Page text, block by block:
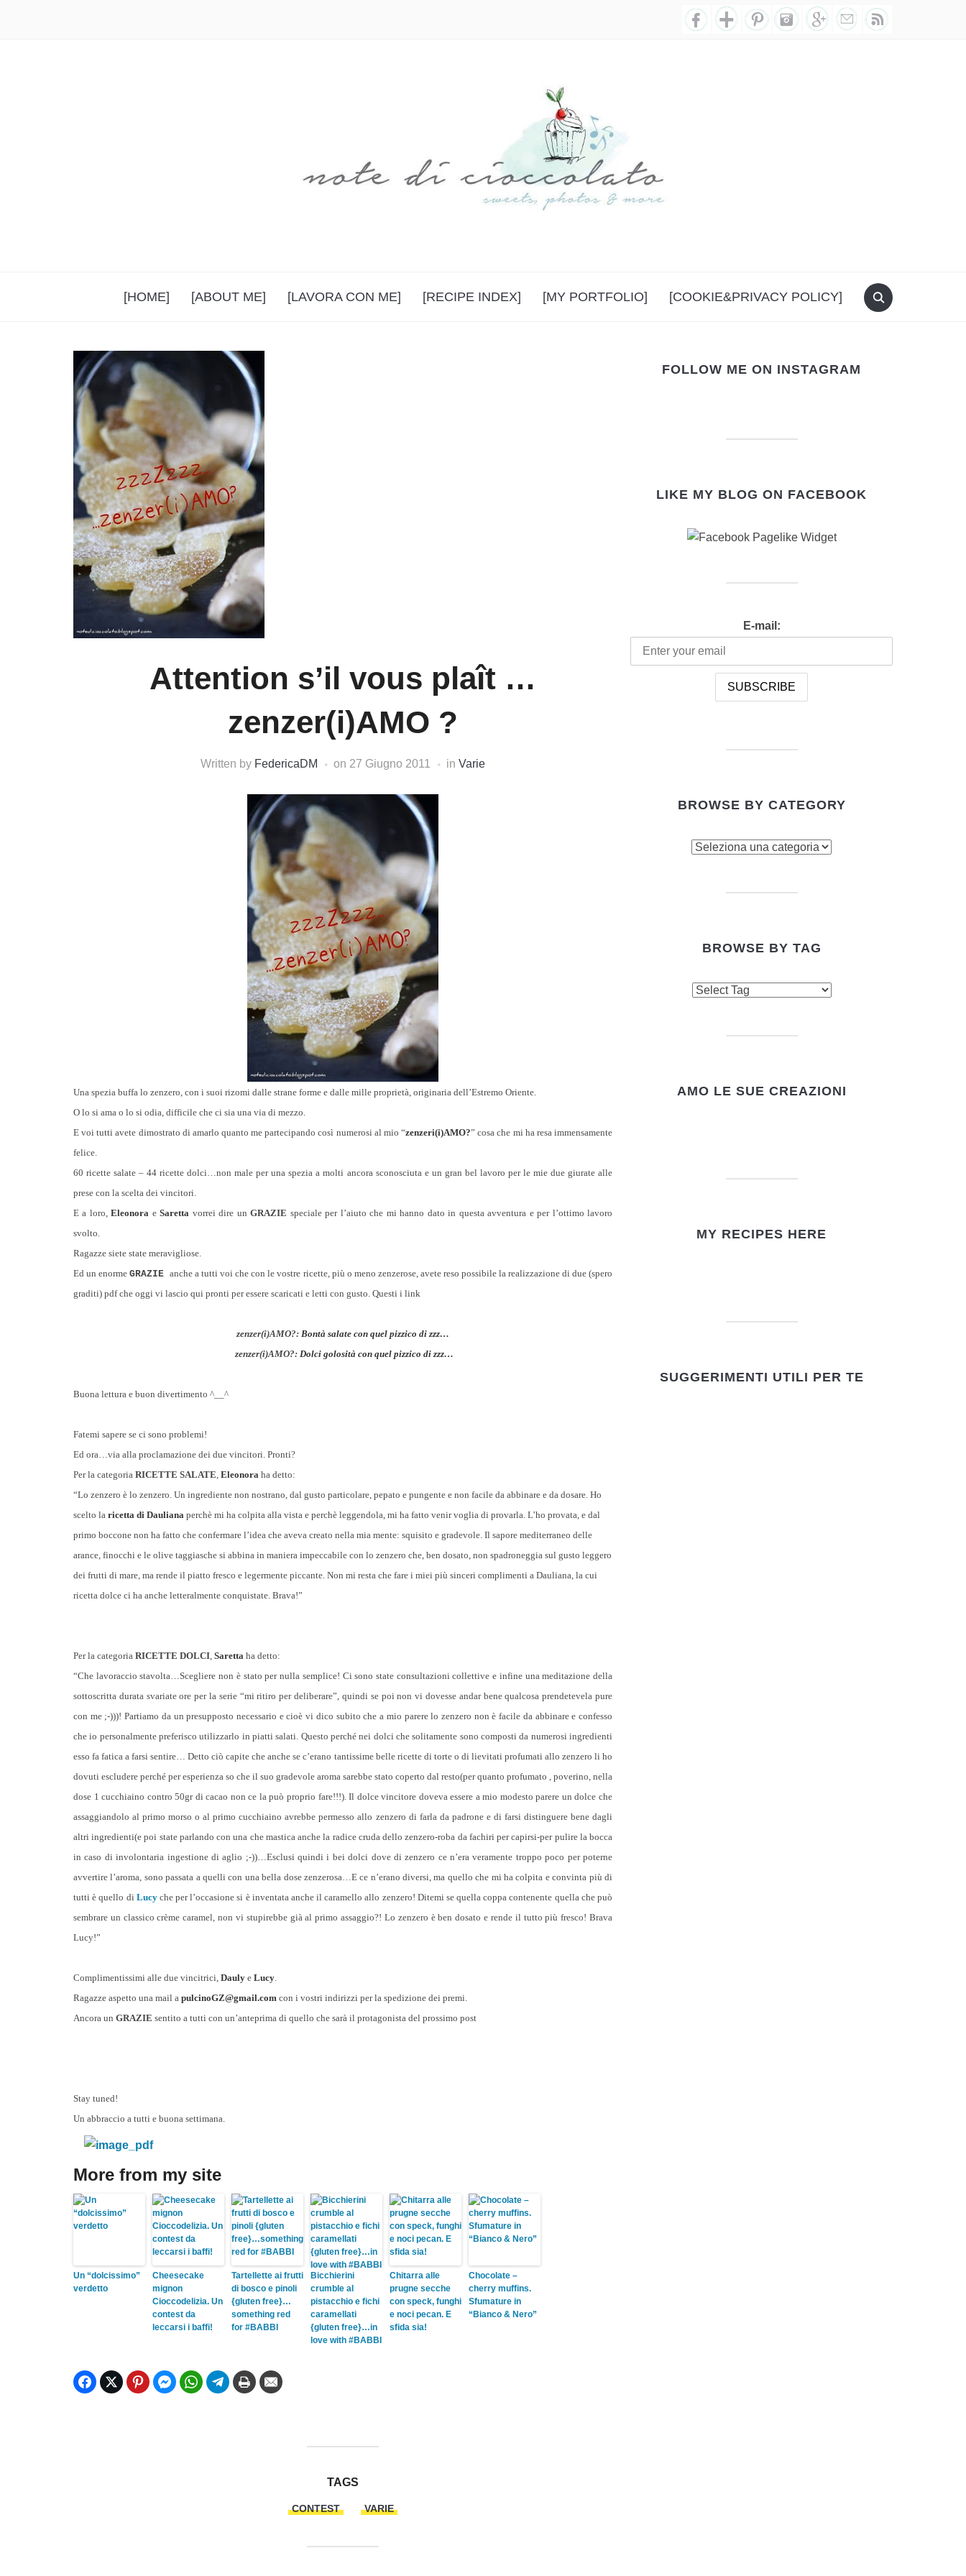
[HOME] [ABOUT ME] [LAVORA CON ME] [RECIPE INDEX] [MY PORTFOLIO] [COOKIE&PRIVACY POLICY]
Attention s’il vous plaît …
zenzer(i)AMO ?
Written by FedericaDM on 27 Giugno 2011 in Varie
Una spezia buffa lo zenzero, con i suoi rizomi dalle strane forme e dalle mille proprietà, originaria dell’Estremo Oriente.
O lo si ama o lo si odia, difficile che ci sia una via di mezzo.
E voi tutti avete dimostrato di amarlo quanto me partecipando così numerosi al mio “zenzeri(i)AMO?” cosa che mi ha resa immensamente
felice.
60 ricette salate – 44 ricette dolci…non male per una spezia a molti ancora sconosciuta e un gran bel lavoro per le mie due giurate alle
prese con la scelta dei vincitori.
E a loro,Eleonora eSaretta vorrei dire unGRAZIE speciale per l’aiuto che mi hanno dato in questa avventura e per l’ottimo lavoro
svolto.
Ragazze siete state meravigliose.
Ed un enormeGRAZIEanche a tutti voi che con le vostre ricette, più o meno zenzerose, avete reso possibile la realizzazione di due (spero
graditi) pdf che oggi vi lascio qui pronti per essere scaricati e letti con gusto. Questi i link
zenzer(i)AMO?: Bontà salate con quel pizzico di zzz…
zenzer(i)AMO?: Dolci golosità con quel pizzico di zzz…
Buona lettura e buon divertimento ^__^
Fatemi sapere se ci sono problemi!
Ed ora…via alla proclamazione dei due vincitori. Pronti?
Per la categoria RICETTE SALATE, Eleonora ha detto:
“Lo zenzero è lo zenzero. Un ingrediente non nostrano, dal gusto particolare, pepato e pungente e non facile da abbinare e da dosare. Ho
scelto la ricetta di Dauliana perchè mi ha colpita alla vista e perchè leggendola, mi ha fatto venir voglia di provarla. L’ho provata, e dal
primo boccone non ha fatto che confermare l’idea che aveva creato nella mia mente: squisito e gradevole. Il sapore mediterraneo delle
arance, finocchi e le olive taggiasche si abbina in maniera impeccabile con lo zenzero che, ben dosato, non spadroneggia sul gusto leggero
dei frutti di mare, ma rende il piatto fresco e legermente piccante. Non mi resta che fare i miei più sinceri complimenti a Dauliana, la cui
ricetta dolce ci ha anche letteralmente conquistate. Brava!”
Per la categoria RICETTE DOLCI, Saretta ha detto:
“Che lavoraccio stavolta…Scegliere non è stato per nulla semplice! Ci sono state consultazioni collettive e infine una meditazione della
sottoscritta durata svariate ore per la serie “mi ritiro per deliberare”, quindi se poi non vi dovesse andar bene qualcosa prendetevela pure
con me ;-)))! Partiamo da un presupposto necessario e cioè vi dico subito che a mio parere lo zenzero non è facile da abbinare e confesso
che io personalmente preferisco utilizzarlo in piatti salati. Questo perché nei dolci che solitamente sono composti da numerosi ingredienti
esso fa fatica a farsi sentire… Detto ciò capite che anche se c’erano tantissime belle ricette di torte o di lievitati profumati allo zenzero li ho
dovuti escludere perché per esperienza so che il suo gradevole aroma sarebbe stato coperto dal resto(per quanto profumato , poverino, nella
dose 1 cucchiaino contro 50gr di cacao non ce la può proprio fare!!!). Il dolce vincitore doveva essere a mio modesto parere un dolce che
assaggiandolo al primo morso o al primo cucchiaino avrebbe permesso allo zenzero di farla da padrone e di farsi distinguere bene dagli
altri ingredienti(e poi state parlando con una che mastica anche la radice cruda dello zenzero-roba da fachiri per capirsi-per pulire la bocca
in caso di involontaria ingestione di aglio ;-))…Esclusi quindi i bei dolci dove di zenzero ce n’era veramente troppo poco per poterne
avvertire l’aroma, sono passata a quelli con una bella dose zenzerosa…E ce n’erano diversi, ma quello che mi ha colpita e convinta più di
tutti è quello di Lucy che per l’occasione si è inventata anche il caramello allo zenzero! Ditemi se quella coppa contenente quella che può
sembrare un classico crème caramel, non vi stupirebbe già al primo assaggio?! Lo zenzero è ben dosato e rende il tutto più fresco! Brava
Lucy!”
Complimentissimi alle due vincitrici, Dauly e Lucy.
Ragazze aspetto una mail a pulcinoGZ@gmail.com con i vostri indirizzi per la spedizione dei premi.
Ancora un GRAZIE sentito a tutti con un’anteprima di quello che sarà il protagonista del prossimo post
Stay tuned!
Un abbraccio a tutti e buona settimana.
More from my site
Un “dolcissimo”
verdetto
Cheesecake
mignon
Cioccodelizia. Un
contest da
leccarsi i baffi!
Tartellette ai frutti
di bosco e pinoli
{gluten free}…
something red
for #BABBI
Bicchierini
crumble al
pistacchio e fichi
caramellati
{gluten free}…in
love with #BABBI
Chitarra alle
prugne secche
con speck, funghi
e noci pecan. E
sfida sia!
Chocolate –
cherry muffins.
Sfumature in
“Bianco & Nero”
TAGS
CONTEST VARIE
FOLLOW ME ON INSTAGRAM
LIKE MY BLOG ON FACEBOOK
E-mail:
BROWSE BY CATEGORY
BROWSE BY TAG
AMO LE SUE CREAZIONI
MY RECIPES HERE
SUGGERIMENTI UTILI PER TE